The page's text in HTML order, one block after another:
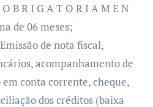
B R I G A T O R I A M E N
de 06 meses;
de nota fiscal,
acompanhamento de
conta corrente, cheque,
dos créditos (baixa